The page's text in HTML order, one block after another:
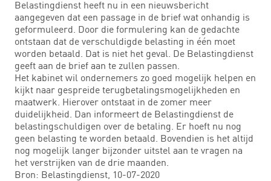
Belastingdienst heeft nu in een nieuwsbericht
aangegeven dat een passage in de brief wat onhandig is
geformuleerd. Door die formulering kan de gedachte
ontstaan dat de verschuldigde belasting in één moet
worden betaald. Dat is niet het geval. De Belastingdienst
geeft aan de brief aan te zullen passen.
Het kabinet wil ondernemers zo goed mogelijk helpen en
kijkt naar gespreide terugbetalingsmogelijkheden en
maatwerk. Hierover ontstaat in de zomer meer
duidelijkheid. Dan informeert de Belastingdienst de
belastingschuldigen over de betaling. Er hoeft nu nog
geen belasting te worden betaald. Bovendien is het altijd
nog mogelijk langer bijzonder uitstel aan te vragen na
het verstrijken van de drie maanden.
Bron: Belastingdienst, 10-07-2020